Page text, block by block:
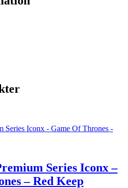
Series Iconx –
– Red Keep